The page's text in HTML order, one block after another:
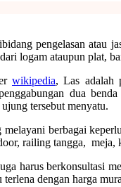
pengelasan atau
logam ataupun plat,
wikipedia, Las adalah
dua
tersebut menyatu.
melayani berbagai
railing tangga, meja,
harus berkonsultasi
dengan harga